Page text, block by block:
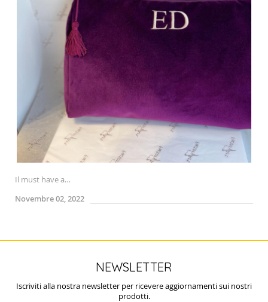
Il must have a…
Novembre 02, 2022
NEWSLETTER
Iscriviti alla nostra newsletter per ricevere aggiornamenti sui nostri
prodotti.